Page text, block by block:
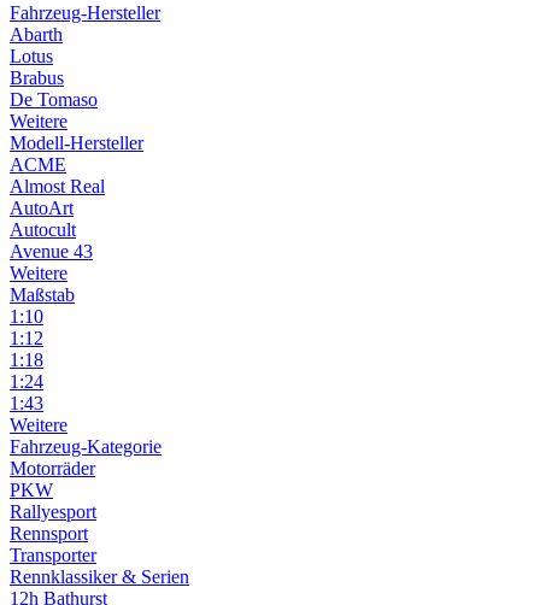
Fahrzeug-Hersteller
Abarth
Lotus
Brabus
De Tomaso
Weitere
Modell-Hersteller
ACME
Almost Real
AutoArt
Autocult
Avenue 43
Weitere
Maßstab
1:10
1:12
1:18
1:24
1:43
Weitere
Fahrzeug-Kategorie
Motorräder
PKW
Rallyesport
Rennsport
Transporter
Rennklassiker & Serien
12h Bathurst